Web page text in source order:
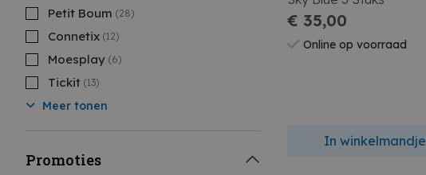
Petit Boum (28)
Connetix (12)
Moesplay (6)
Tickit (13)
Meer tonen
Promoties
€ 35,00
Online op voorraad
In winkelmandje